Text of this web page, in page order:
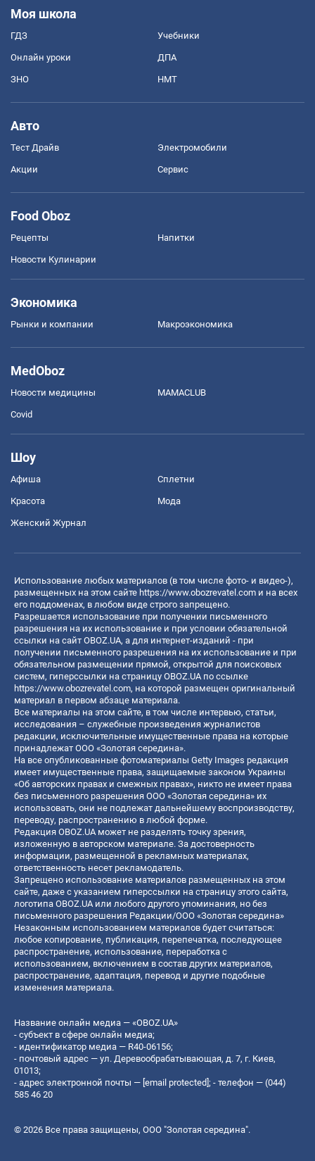
Моя школа
ГДЗ Учебники
Онлайн уроки ДПА
ЗНО НМТ
Авто
Тест Драйв Электромобили
Акции Сервис
Food Oboz
Рецепты Напитки
Новости Кулинарии
Экономика
Рынки и компании Mакроэкономика
MedOboz
Новости медицины MAMACLUB
Covid
Шоу
Афиша Сплетни
Красота Мода
Женский Журнал
Использование любых материалов (в том числе фото- и видео-),
размещенных на этом сайте https://www.obozrevatel.com и на всех
его поддоменах, в любом виде строго запрещено.
Разрешается использование при получении письменного
разрешения на их использование и при условии обязательной
ссылки на сайт OBOZ.UA, а для интернет-изданий - при
получении письменного разрешения на их использование и при
обязательном размещении прямой, открытой для поисковых
систем, гиперссылки на страницу OBOZ.UA по ссылке
https://www.obozrevatel.com, на которой размещен оригинальный
материал в первом абзаце материала.
Все материалы на этом сайте, в том числе интервью, статьи,
исследования – служебные произведения журналистов
редакции, исключительные имущественные права на которые
принадлежат ООО «Золотая середина».
На все опубликованные фотоматериалы Getty Images редакция
имеет имущественные права, защищаемые законом Украины
«Об авторских правах и смежных правах», никто не имеет права
без письменного разрешения ООО «Золотая середина» их
использовать, они не подлежат дальнейшему воспроизводству,
переводу, распространению в любой форме.
Редакция OBOZ.UA может не разделять точку зрения,
изложенную в авторском материале. За достоверность
информации, размещенной в рекламных материалах,
ответственность несет рекламодатель.
Запрещено использование материалов размещенных на этом
сайте, даже с указанием гиперссылки на страницу этого сайта,
логотипа OBOZ.UA или любого другого упоминания, но без
письменного разрешения Редакции/ООО «Золотая середина»
Незаконным использованием материалов будет считаться:
любое копирование, публикация, перепечатка, последующее
распространение, использование, переработка с
использованием, включением в состав других материалов,
распространение, адаптация, перевод и другие подобные
изменения материала.
Название онлайн медиа — «OBOZ.UA»
- субъект в сфере онлайн медиа;
- идентификатор медиа — R40-06156;
- почтовый адрес — ул. Деревообрабатывающая, д. 7, г. Киев,
01013;
- адрес электронной почты — [email protected]; - телефон — (044)
585 46 20
© 2026 Все права защищены, ООО "Золотая середина".